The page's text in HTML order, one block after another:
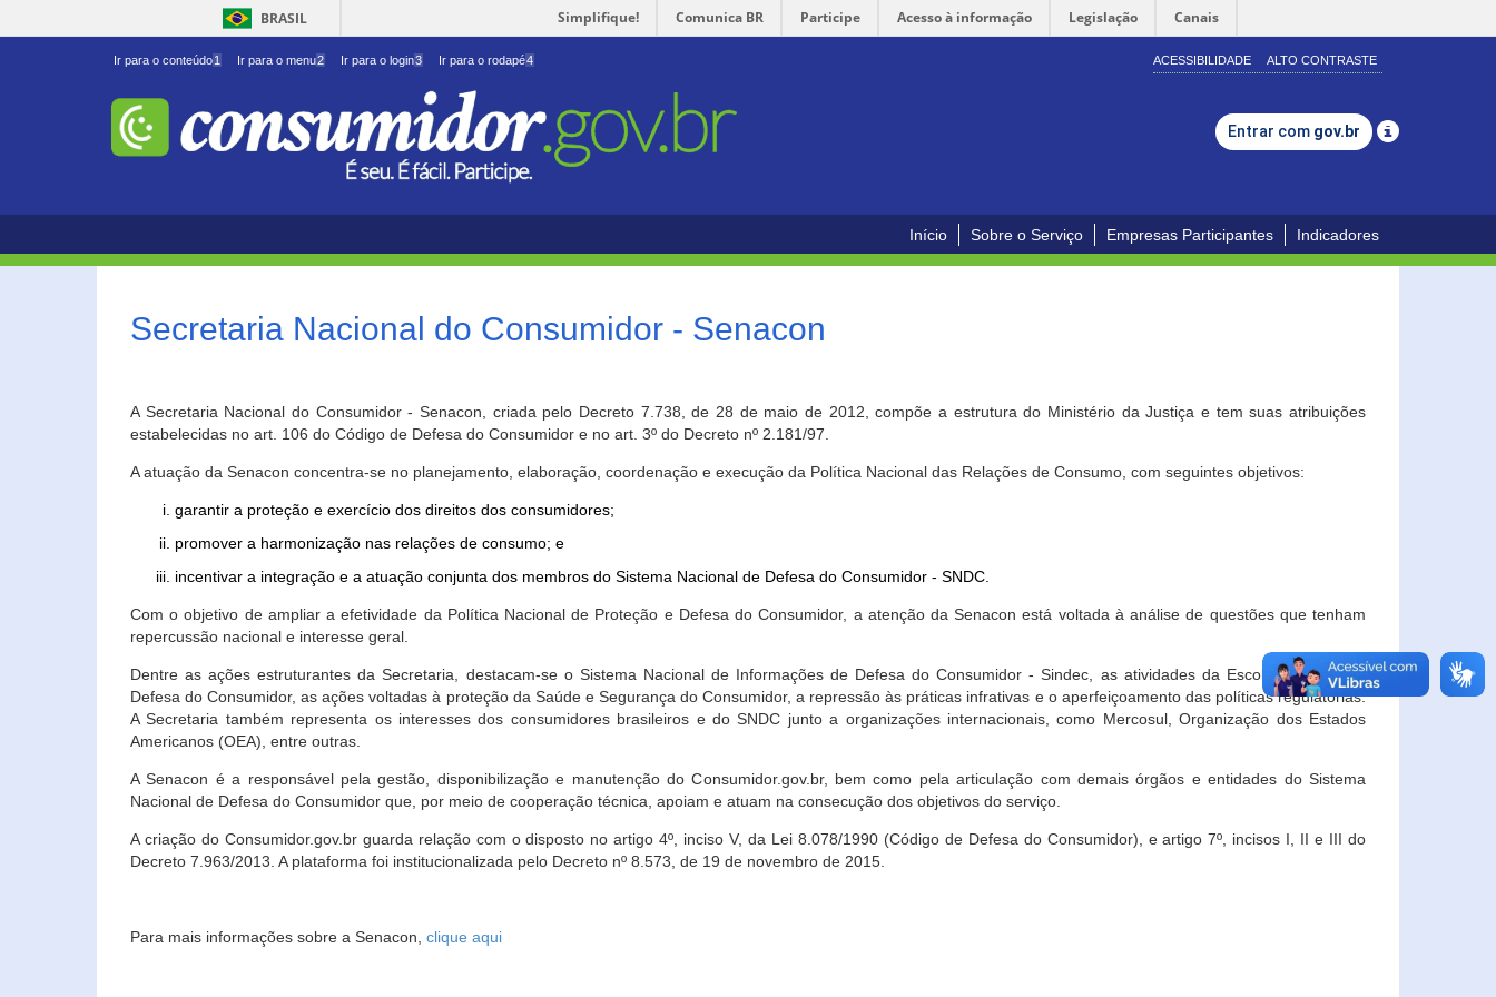
BRASIL Simplifique! Comunica BR Participe Acesso à informação Legislação Canais
Ir para o conteúdo1 Ir para o menu2 Ir para o login3 Ir para o rodapé4 ACESSIBILIDADE ALTO CONTRASTE
Entrar com gov.br
Início Sobre o Serviço Empresas Participantes Indicadores
Secretaria Nacional do Consumidor - Senacon
A Secretaria Nacional do Consumidor - Senacon, criada pelo Decreto 7.738, de 28 de maio de 2012, compõe a estrutura do Ministério da Justiça e tem suas atribuições
estabelecidas no art. 106 do Código de Defesa do Consumidor e no art. 3º do Decreto nº 2.181/97.
A atuação da Senacon concentra-se no planejamento, elaboração, coordenação e execução da Política Nacional das Relações de Consumo, com seguintes objetivos:
garantir a proteção e exercício dos direitos dos consumidores;
promover a harmonização nas relações de consumo; e
incentivar a integração e a atuação conjunta dos membros do Sistema Nacional de Defesa do Consumidor - SNDC.
Com o objetivo de ampliar a efetividade da Política Nacional de Proteção e Defesa do Consumidor, a atenção da Senacon está voltada à análise de questões que tenham
repercussão nacional e interesse geral.
Dentre as ações estruturantes da Secretaria, destacam-se o Sistema Nacional de Informações de Defesa do Consumidor - Sindec, as atividades da Escola Nacional de
Defesa do Consumidor, as ações voltadas à proteção da Saúde e Segurança do Consumidor, a repressão às práticas infrativas e o aperfeiçoamento das políticas regulatórias.
A Secretaria também representa os interesses dos consumidores brasileiros e do SNDC junto a organizações internacionais, como Mercosul, Organização dos Estados
Americanos (OEA), entre outras.
A Senacon é a responsável pela gestão, disponibilização e manutenção do Consumidor.gov.br, bem como pela articulação com demais órgãos e entidades do Sistema
Nacional de Defesa do Consumidor que, por meio de cooperação técnica, apoiam e atuam na consecução dos objetivos do serviço.
A criação do Consumidor.gov.br guarda relação com o disposto no artigo 4º, inciso V, da Lei 8.078/1990 (Código de Defesa do Consumidor), e artigo 7º, incisos I, II e III do
Decreto 7.963/2013. A plataforma foi institucionalizada pelo Decreto nº 8.573, de 19 de novembro de 2015.
Para mais informações sobre a Senacon, clique aqui